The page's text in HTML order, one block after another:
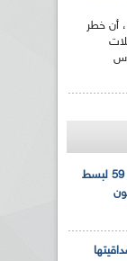
أن خطر
الإذاعة الجزائرية تحي الذكرى 59 لبسط